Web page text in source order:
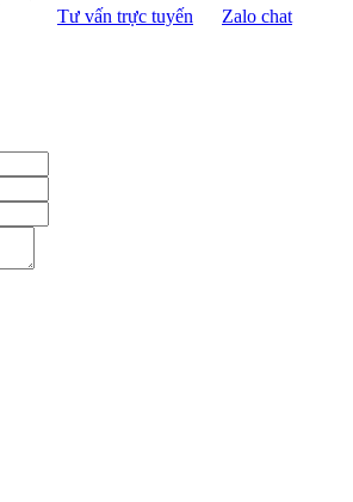
Tư vấn trực tuyến Zalo chat